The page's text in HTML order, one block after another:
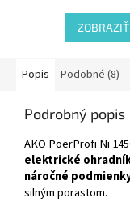
Popis Podobné (8)
Podrobný popis
AKO PoerProfi Ni
elektrické
náročné
silným porastom.